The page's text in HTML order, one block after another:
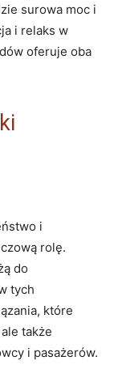
surowa moc i
i relaks w
oferuje oba
i
rolę.
do
tych
które
także
i pasażerów.